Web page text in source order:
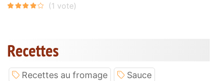
Recettes
Recettes au fromage
Sauce